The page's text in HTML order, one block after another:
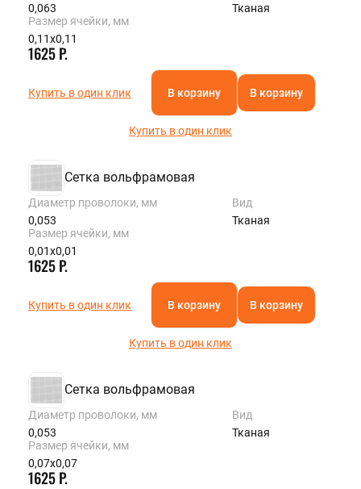
0,063
Тканая
Размер ячейки, мм
0,11х0,11
1625 Р.
Купить в один клик В корзину В корзину
Купить в один клик
Сетка вольфрамовая
Диаметр проволоки, мм
0,053
Вид
Тканая
Размер ячейки, мм
0,01х0,01
1625 Р.
Купить в один клик В корзину В корзину
Купить в один клик
Сетка вольфрамовая
Диаметр проволоки, мм
0,053
Вид
Тканая
Размер ячейки, мм
0,07х0,07
1625 Р.